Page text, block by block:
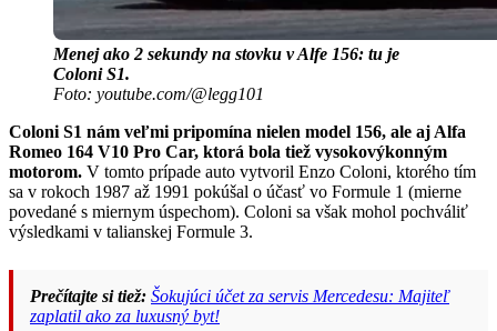
Menej ako 2 sekundy na stovku v Alfe 156: tu je
Coloni S1.
Foto: youtube.com/@legg101
Coloni S1 nám veľmi pripomína nielen model 156, ale aj Alfa
Romeo 164 V10 Pro Car, ktorá bola tiež vysokovýkonným
motorom. V tomto prípade auto vytvoril Enzo Coloni, ktorého tím
sa v rokoch 1987 až 1991 pokúšal o účasť vo Formule 1 (mierne
povedané s miernym úspechom). Coloni sa však mohol pochváliť
výsledkami v talianskej Formule 3.
Prečítajte si tiež: Šokujúci účet za servis Mercedesu: Majiteľ
zaplatil ako za luxusný byt!